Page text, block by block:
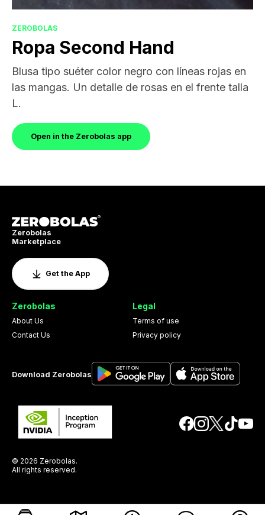
ZEROBOLAS
Ropa Second Hand
Blusa tipo suéter color negro con líneas rojas en
las mangas. Un detalle de rosas en el frente talla
L.
Open in the Zerobolas app
Zerobolas
Marketplace
Get the App
Zerobolas
About Us
Contact Us
Legal
Terms of use
Privacy policy
Download Zerobolas
© 2026 Zerobolas.
All rights reserved.